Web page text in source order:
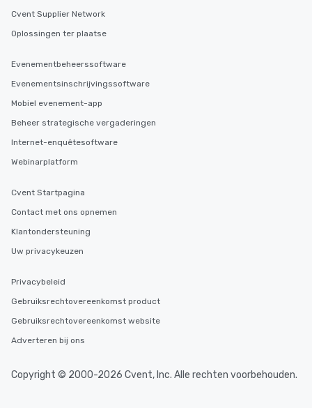
Cvent Supplier Network
Oplossingen ter plaatse
Evenementbeheerssoftware
Evenementsinschrijvingssoftware
Mobiel evenement-app
Beheer strategische vergaderingen
Internet-enquêtesoftware
Webinarplatform
Cvent Startpagina
Contact met ons opnemen
Klantondersteuning
Uw privacykeuzen
Privacybeleid
Gebruiksrechtovereenkomst product
Gebruiksrechtovereenkomst website
Adverteren bij ons
Copyright © 2000-2026 Cvent, Inc. Alle rechten voorbehouden.